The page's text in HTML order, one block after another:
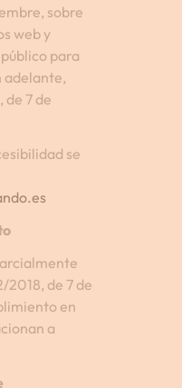
sobre
web y
para
adelante,
de 7 de
se
2018, de 7 de
en
a